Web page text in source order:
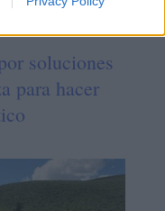
soluciones
para hacer